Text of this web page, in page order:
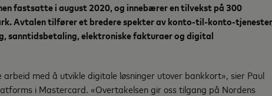
fastsatte i august 2020, og innebærer en tilvekst på 300
Avtalen tilfører et bredere spekter av konto-til-konto-
sanntidsbetaling, elektroniske fakturaer og digital
med å utvikle digitale løsninger utover bankkort», sier Paul
i Mastercard. «Overtakelsen gir oss tilgang på Nordens